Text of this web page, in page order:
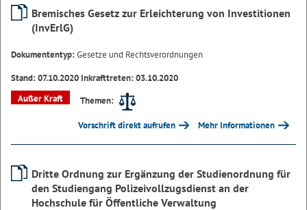
Bremisches Gesetz zur Erleichterung von Investitionen
(InvErlG)
Dokumententyp:Gesetze und Rechtsverordnungen
Stand: 07.10.2020 Inkrafttreten: 03.10.2020
Außer Kraft
Themen:
Vorschrift direkt aufrufen Mehr Informationen
Dritte Ordnung zur Ergänzung der Studienordnung für
den Studiengang Polizeivollzugsdienst an der
Hochschule für Öffentliche Verwaltung